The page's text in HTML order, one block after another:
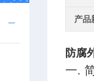
产品
防腐
一.